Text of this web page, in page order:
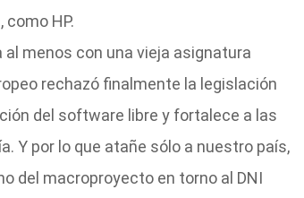
HP.
menos con una vieja asignatura
rechazó finalmente la legislación
del software libre y fortalece a las
Y por lo que atañe sólo a nuestro país,
del macroproyecto en torno al DNI